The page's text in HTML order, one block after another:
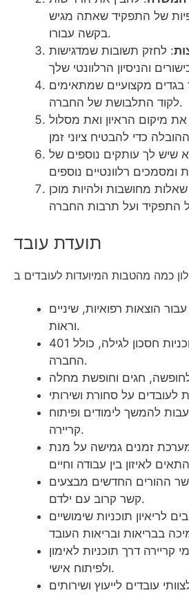
של התפקיד שאתה מגיש
בקשה עבורו.
: לחזק תשובות שמדגישות
בגדים מקצועיים שמתאימים
לקוד התלבושת של החברה.
מיקום הראיון ואת מסלול
שיש לך עותקים נוספים של
שאלות מחושבות ולהיות מוכן
תועדת עובד
הוצאות רפואיות, שיניים
וראות.
תוכניות חסכון לגילה, כולל 401(k) עם התאמה מול
החברה.
להמשך לימודים ופיתוח
קריירה.
מערכת זמנים גמישה על מנת
ההורים החדשים מבצעים
קשר קרוב עם ילדם.
לריאיון תוכניות שימושיים
קריירה דרך תוכניות לאימון
ולפיתוח אישי.
עובדים לייעוץ ושירותים